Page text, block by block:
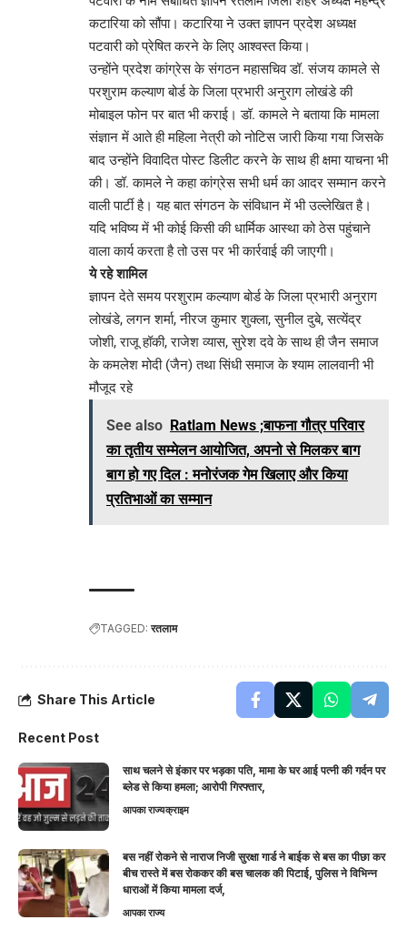
कटारिया को सौंपा। कटारिया ने उक्त ज्ञापन प्रदेश अध्यक्ष
पटवारी को प्रेषित करने के लिए आश्वस्त किया।
उन्होंने प्रदेश कांग्रेस के संगठन महासचिव डॉ. संजय कामले से
परशुराम कल्याण बोर्ड के जिला प्रभारी अनुराग लोखंडे की
मोबाइल फोन पर बात भी कराई। डॉ. कामले ने बताया कि मामला
संज्ञान में आते ही महिला नेत्री को नोटिस जारी किया गया जिसके
बाद उन्होंने विवादित पोस्ट डिलीट करने के साथ ही क्षमा याचना भी
की। डॉ. कामले ने कहा कांग्रेस सभी धर्म का आदर सम्मान करने
वाली पार्टी है। यह बात संगठन के संविधान में भी उल्लेखित है।
यदि भविष्य में भी कोई किसी की धार्मिक आस्था को ठेस पहुंचाने
वाला कार्य करता है तो उस पर भी कार्रवाई की जाएगी।
ये रहे शामिल
ज्ञापन देते समय परशुराम कल्याण बोर्ड के जिला प्रभारी अनुराग
लोखंडे, लगन शर्मा, नीरज कुमार शुक्ला, सुनील दुबे, सत्येंद्र
जोशी, राजू हॉकी, राजेश व्यास, सुरेश दवे के साथ ही जैन समाज
के कमलेश मोदी (जैन) तथा सिंधी समाज के श्याम लालवानी भी
मौजूद रहे
See also Ratlam News ;बाफना गौत्र परिवार
का तृतीय सम्मेलन आयोजित, अपनो से मिलकर बाग
बाग हो गए दिल : मनोरंजक गेम खिलाए और किया
प्रतिभाओं का सम्मान
TAGGED: रतलाम
Share This Article
Recent Post
साथ चलने से इंकार पर भड़का पति, मामा के घर आई पत्नी की गर्दन पर
ब्लेड से किया हमला; आरोपी गिरफ्तार,
आपका राज्यक्राइम
बस नहीं रोकने से नाराज निजी सुरक्षा गार्ड ने बाईक से बस का पीछा कर
बीच रास्ते में बस रोककर की बस चालक की पिटाई, पुलिस ने विभिन्न
धाराओं में किया मामला दर्ज,
आपका राज्य